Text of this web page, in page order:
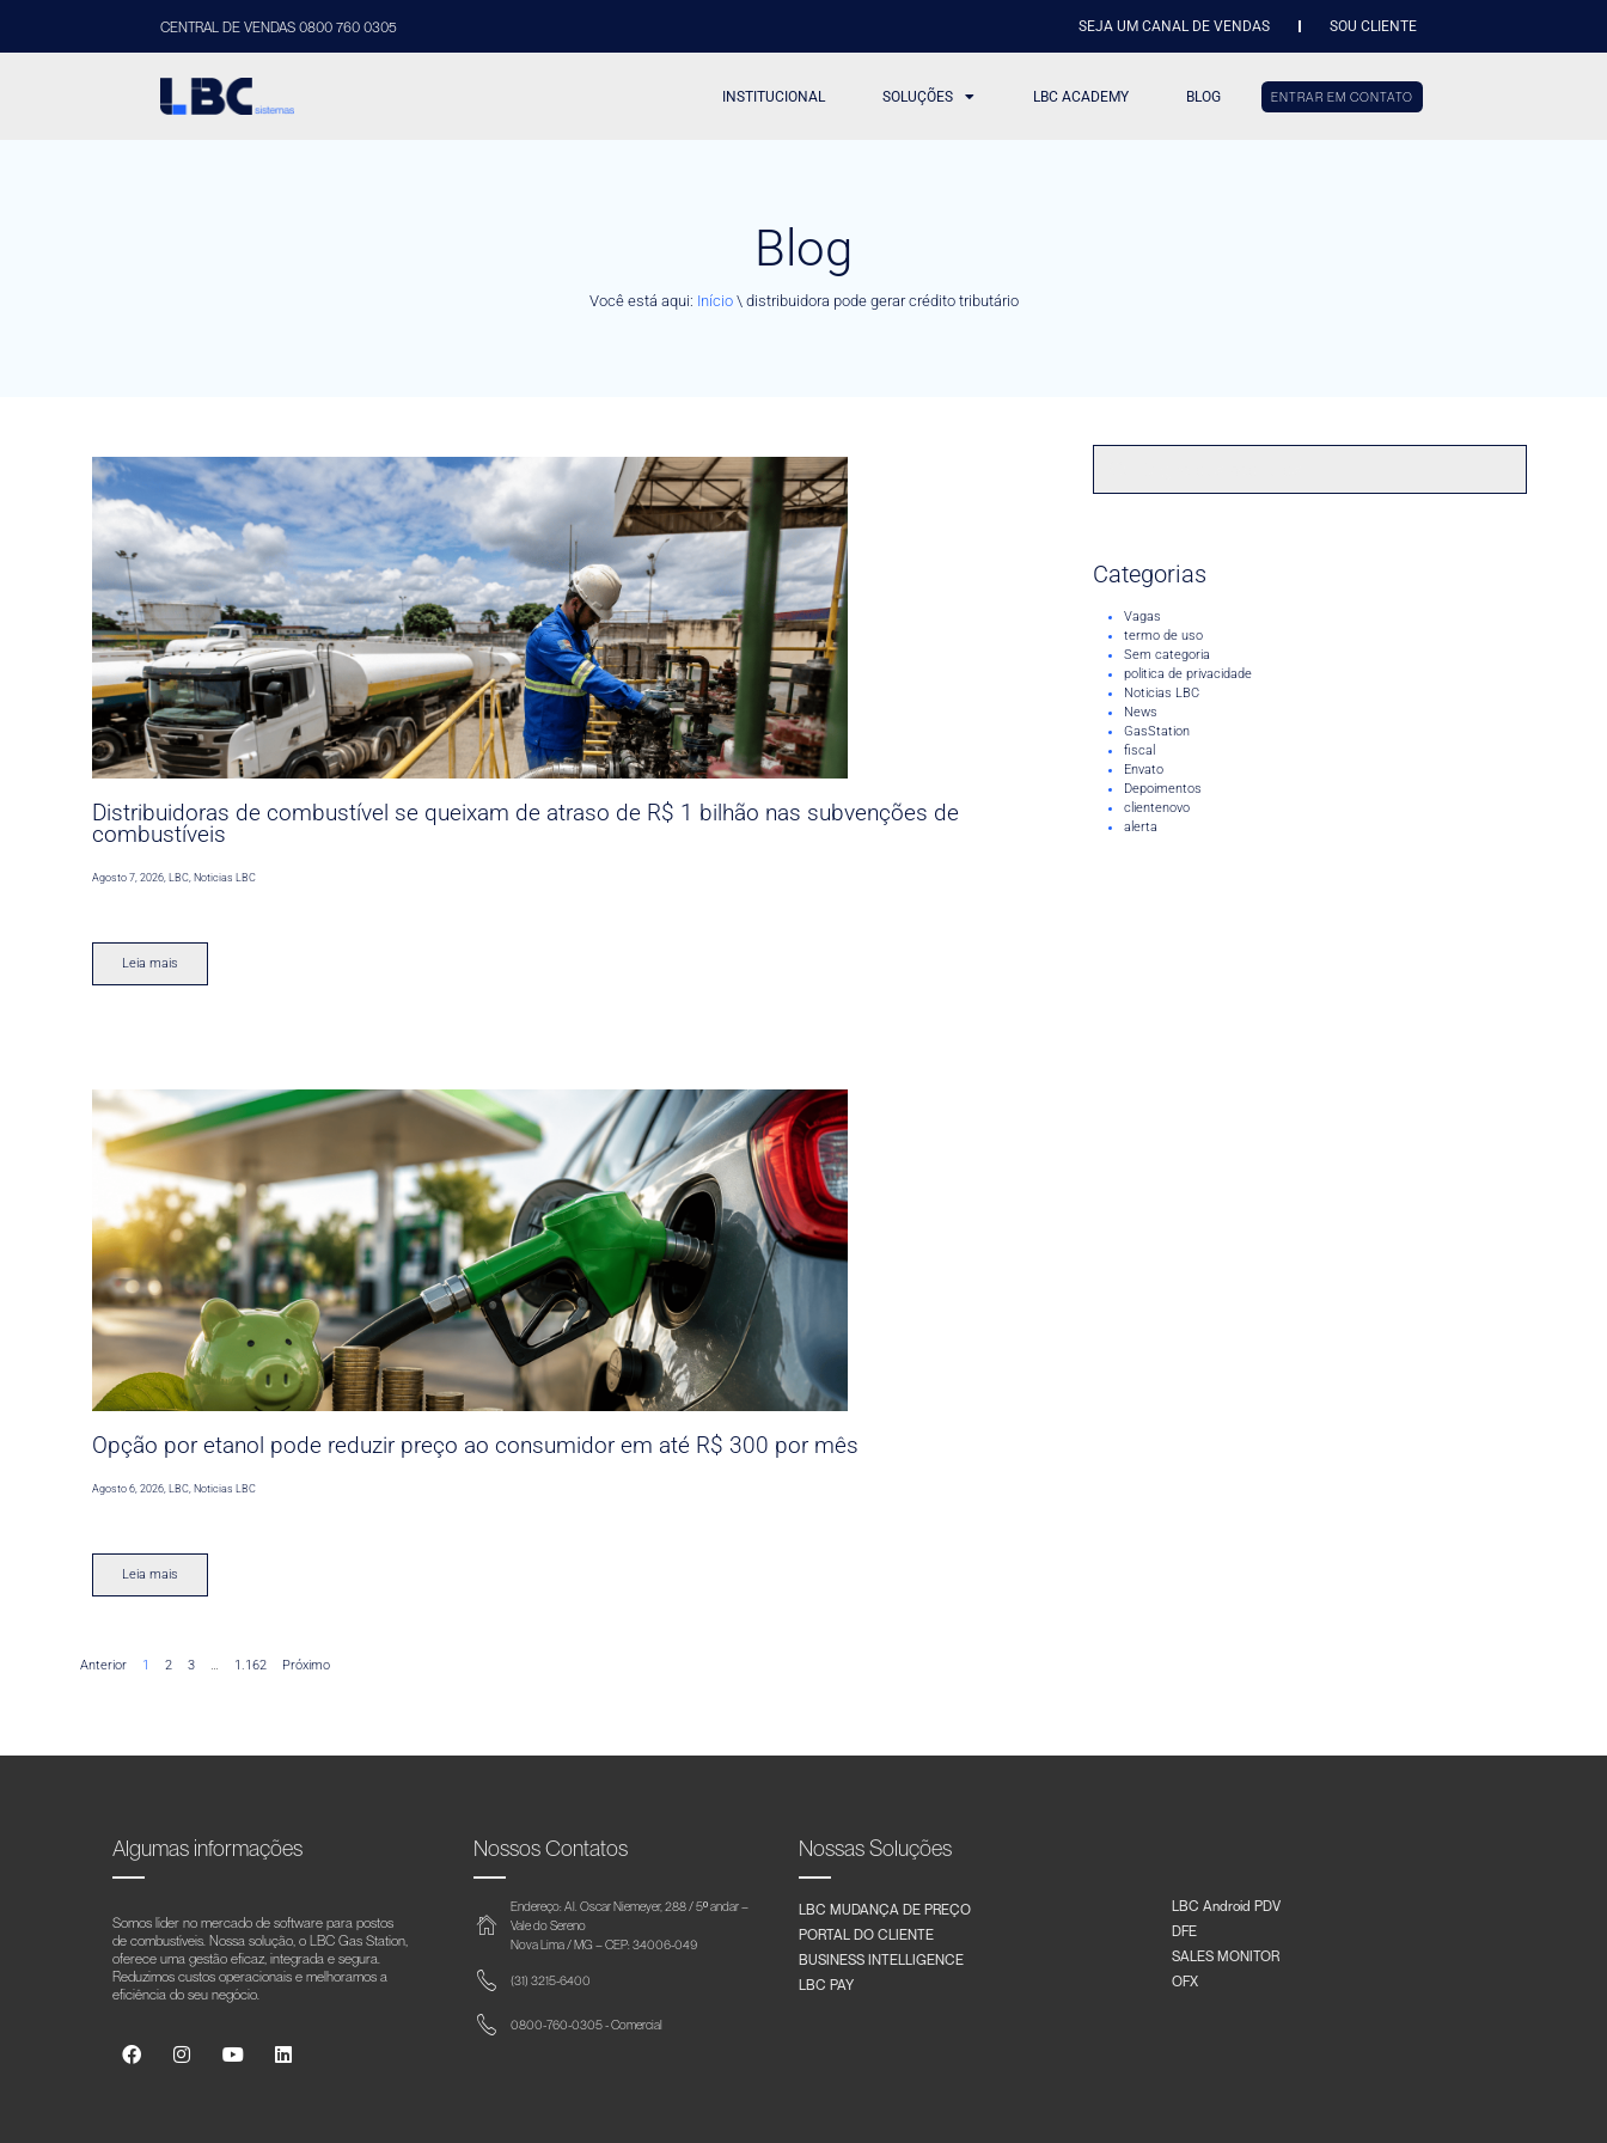
CENTRAL DE VENDAS 0800 760 0305 SEJA UM CANAL DE VENDAS SOU CLIENTE
INSTITUCIONAL SOLUÇÕES LBC ACADEMY BLOG ENTRAR EM CONTATO
Blog
Você está aqui: Início\ distribuidora pode gerar crédito tributário
Distribuidoras de combustível se queixam de atraso de R$ 1 bilhão nas subvenções de
combustíveis
Agosto 7, 2026,LBC,Noticias LBC
Leia mais
Opção por etanol pode reduzir preço ao consumidor em até R$ 300 por mês
Agosto 6, 2026 ,LBC Noticias LBC
Leia mais
Anterior 1 2 3 … 1.162 Próximo
Categorias
Vagas
termo de uso
Sem categoria
politica de privacidade
Noticias LBC
News
GasStation
fiscal
Envato
Depoimentos
clientenovo
alerta
Algumas informações
Somos líder no mercado de software para postos
de combustíveis. Nossa solução, o LBC Gas Station,
oferece uma gestão eficaz, integrada e segura.
Reduzimos custos operacionais e melhoramos a
eficiência do seu negócio.
Nossos Contatos
Endereço: Al. Oscar Niemeyer, 288 / 5º andar –
Vale do Sereno
Nova Lima / MG – CEP: 34006-049
(31) 3215-6400
0800-760-0305 - Comercial
Nossas Soluções
LBC MUDANÇA DE PREÇO
PORTAL DO CLIENTE
BUSINESS INTELLIGENCE
LBC PAY
LBC Android PDV
DFE
SALES MONITOR
OFX